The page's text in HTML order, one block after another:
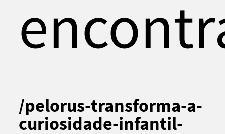
/pelorus-transforma-a-
curiosidade-infantil-